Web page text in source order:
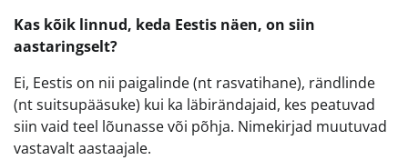
Kas kõik linnud, keda Eestis näen, on siin
aastaringselt?
Ei, Eestis on nii paigalinde (nt rasvatihane), rändlinde
(nt suitsupääsuke) kui ka läbirändajaid, kes peatuvad
siin vaid teel lõunasse või põhja. Nimekirjad muutuvad
vastavalt aastaajale.